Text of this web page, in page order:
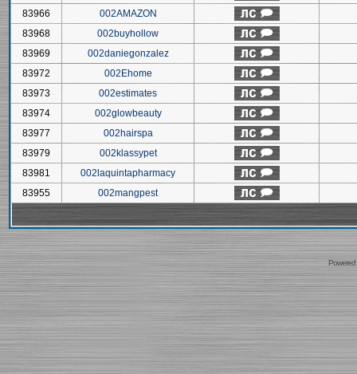
83966
002AMAZON
83968
002buyhollow
83969
002daniegonzalez
83972
002Ehome
83973
002estimates
83974
002glowbeauty
83977
002hairspa
83979
002klassypet
83981
002laquintapharmacy
83955
002mangpest